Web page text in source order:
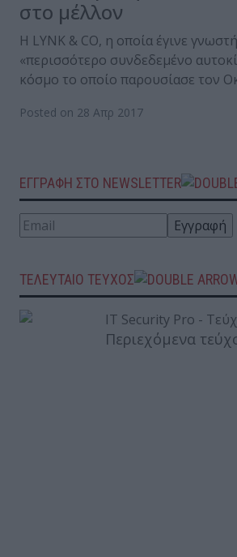
στο μέλλον
Η LYNK & CO, η οποία έγινε
«περισσότερο συνδεδεμένο
κόσμο το οποίο παρουσίασε τον
Posted on 28 Απρ 2017
ΕΓΓΡΑΦΗ ΣΤΟ NEWSLETTER
ΤΕΛΕΥΤΑΙΟ ΤΕΥΧΟΣ
Περιεχόμενα